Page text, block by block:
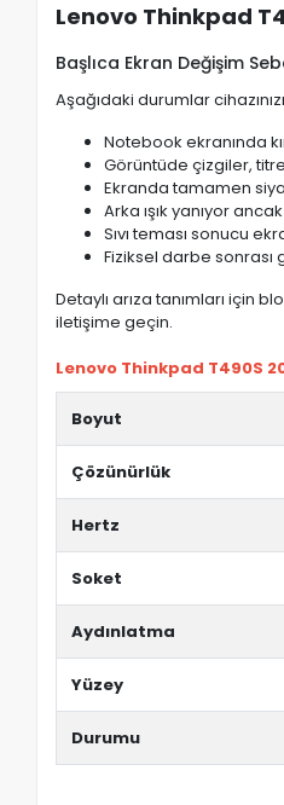
Lenovo Thinkpad
Başlıca Ekran Değişim
Aşağıdaki durumlar
Notebook ekranında
Görüntüde çizgiler,
Ekranda tamamen
Arka ışık yanıyor
Sıvı teması sonucu
Fiziksel darbe
Detaylı arıza tanımları için
iletişime geçin.
Lenovo Thinkpad T490S
Boyut
Çözünürlük
Hertz
Soket
Aydınlatma
Yüzey
Durumu